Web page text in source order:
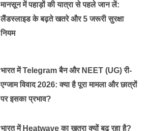
मानसून में पहाड़ों की यात्रा से पहले जान लें:
लैंडस्लाइड के बढ़ते खतरे और 5 जरूरी सुरक्षा
नियम
भारत में Telegram बैन और NEET (UG) री-
एग्जाम विवाद 2026: क्या है पूरा मामला और छात्रों
पर इसका प्रभाव?
भारत में Heatwave का खतरा क्यों बढ़ रहा है?